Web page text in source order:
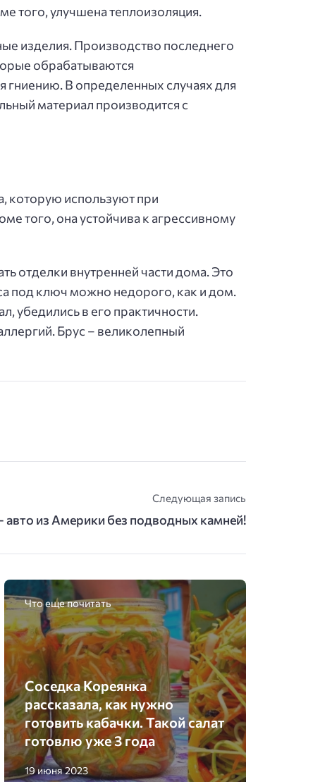
того, улучшена теплоизоляция.
изделия. Производство последнего
обрабатываются
гниению. В определенных случаях для
материал производится с
которую используют при
того, она устойчива к агрессивному
отделки внутренней части дома. Это
под ключ можно недорого, как и дом.
убедились в его практичности.
Брус – великолепный
Следующая запись
авто из Америки без подводных камней!
Что еще почитать
Соседка Кореянка
рассказала, как нужно
готовить кабачки. Такой салат
готовлю уже 3 года
19 июня 2023